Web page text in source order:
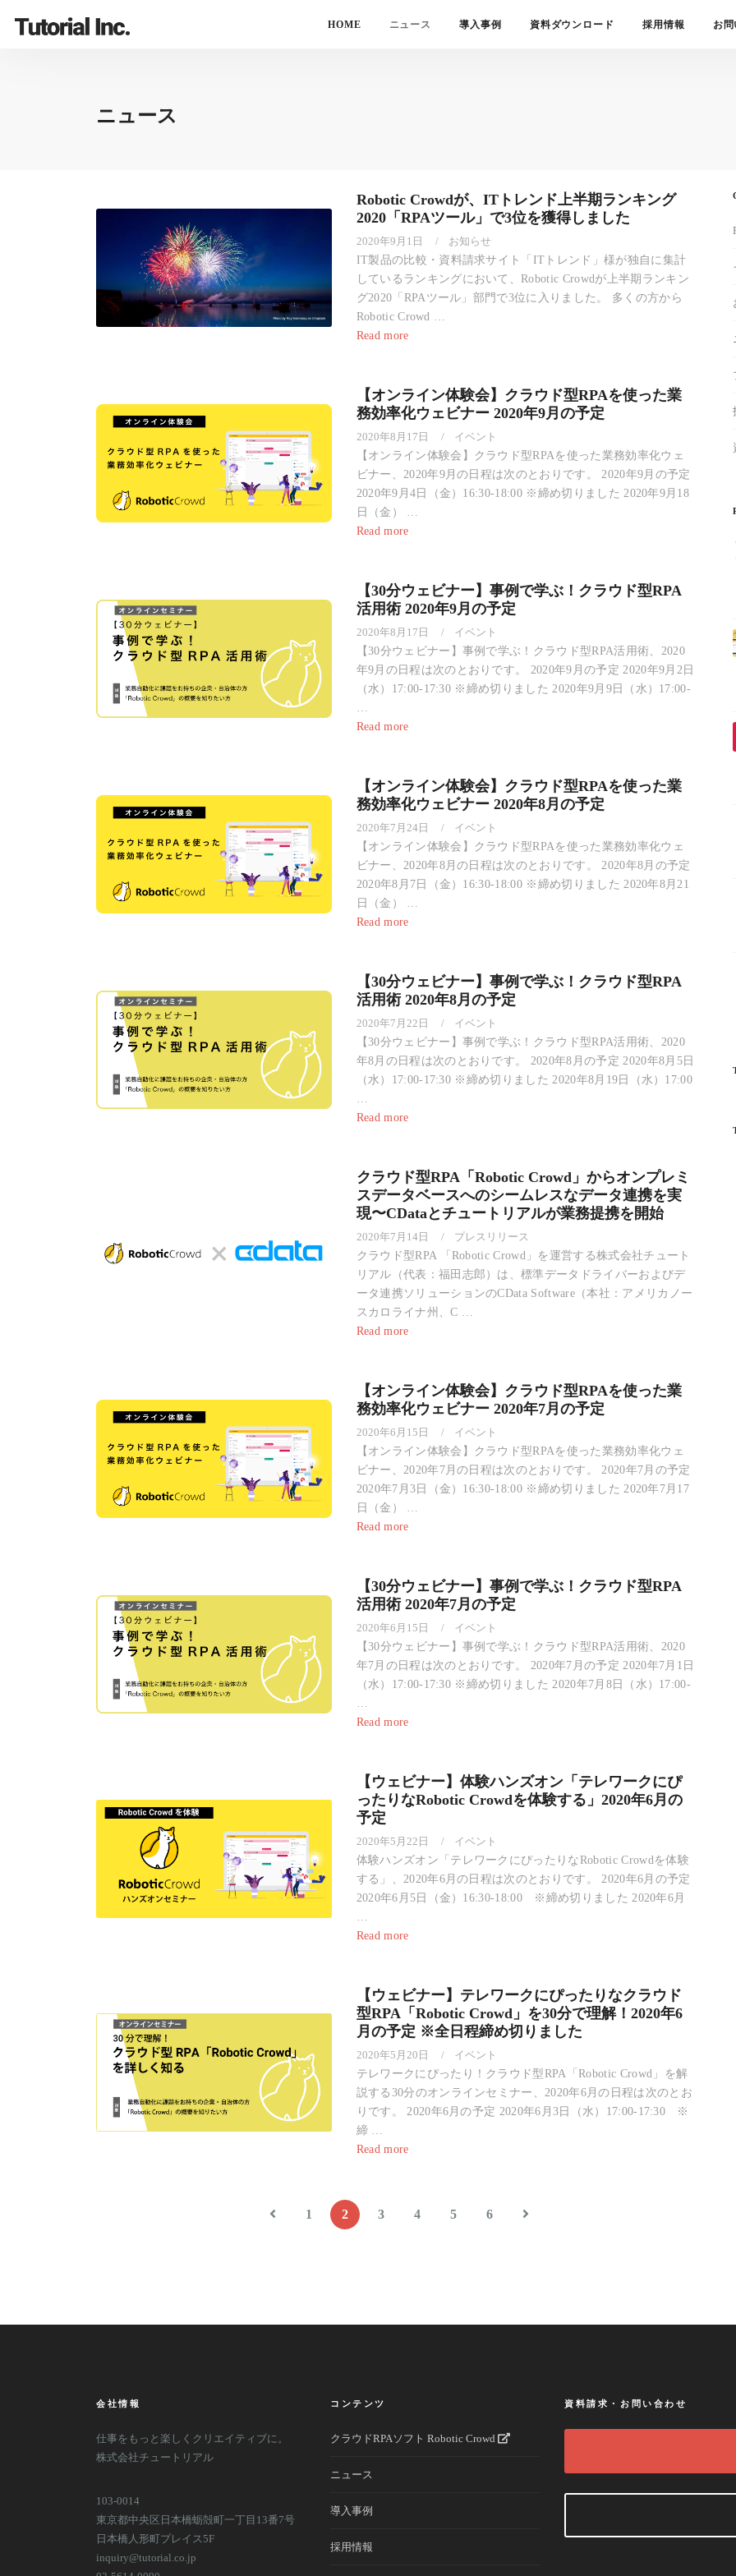
HOME ニュース 導入事例 資料ダウンロード 採用情報 お
ニュース
Robotic Crowdが、ITトレンド上半期ランキング
2020「RPAツール」で3位を獲得しました
2020年9月1日 お知らせ
IT製品の比較・資料請求サイト「ITトレンド」様が独自に集計
しているランキングにおいて、Robotic Crowdが上半期ランキン
グ2020「RPAツール」部門で3位に入りました。 多くの方から
Robotic Crowd …
Read more
【オンライン体験会】クラウド型RPAを使った業
務効率化ウェビナー 2020年9月の予定
2020年8月17日 イベント
【オンライン体験会】クラウド型RPAを使った業務効率化ウェ
ビナー、2020年9月の日程は次のとおりです。 2020年9月の予定
2020年9月4日（金）16:30-18:00 ※締め切りました 2020年9月18
日（金） …
Read more
【30分ウェビナー】事例で学ぶ！クラウド型RPA
活用術 2020年9月の予定
2020年8月17日 イベント
【30分ウェビナー】事例で学ぶ！クラウド型RPA活用術、2020
年9月の日程は次のとおりです。 2020年9月の予定 2020年9月2日
（水）17:00-17:30 ※締め切りました 2020年9月9日（水）17:00-
Read more
【オンライン体験会】クラウド型RPAを使った業
務効率化ウェビナー 2020年8月の予定
2020年7月24日 イベント
【オンライン体験会】クラウド型RPAを使った業務効率化ウェ
ビナー、2020年8月の日程は次のとおりです。 2020年8月の予定
2020年8月7日（金）16:30-18:00 ※締め切りました 2020年8月21
日（金） …
Read more
【30分ウェビナー】事例で学ぶ！クラウド型RPA
活用術 2020年8月の予定
2020年7月22日 イベント
【30分ウェビナー】事例で学ぶ！クラウド型RPA活用術、2020
年8月の日程は次のとおりです。 2020年8月の予定 2020年8月5日
（水）17:00-17:30 ※締め切りました 2020年8月19日（水）17:00
Read more
クラウド型RPA「Robotic Crowd」からオンプレミ
スデータベースへのシームレスなデータ連携を実
現〜CDataとチュートリアルが業務提携を開始
2020年7月14日 プレスリリース
クラウド型RPA 「Robotic Crowd」を運営する株式会社チュート
リアル（代表：福田志郎）は、標準データドライバーおよびデ
ータ連携ソリューションのCData Software（本社：アメリカノー
スカロライナ州、C …
Read more
【オンライン体験会】クラウド型RPAを使った業
務効率化ウェビナー 2020年7月の予定
2020年6月15日 イベント
【オンライン体験会】クラウド型RPAを使った業務効率化ウェ
ビナー、2020年7月の日程は次のとおりです。 2020年7月の予定
2020年7月3日（金）16:30-18:00 ※締め切りました 2020年7月17
日（金） …
Read more
【30分ウェビナー】事例で学ぶ！クラウド型RPA
活用術 2020年7月の予定
2020年6月15日 イベント
【30分ウェビナー】事例で学ぶ！クラウド型RPA活用術、2020
年7月の日程は次のとおりです。 2020年7月の予定 2020年7月1日
（水）17:00-17:30 ※締め切りました 2020年7月8日（水）17:00-
Read more
【ウェビナー】体験ハンズオン「テレワークにぴ
ったりなRobotic Crowdを体験する」2020年6月の
予定
2020年5月22日 イベント
体験ハンズオン「テレワークにぴったりなRobotic Crowdを体験
する」、2020年6月の日程は次のとおりです。 2020年6月の予定
2020年6月5日（金）16:30-18:00 ※締め切りました 2020年6月
Read more
【ウェビナー】テレワークにぴったりなクラウド
型RPA「Robotic Crowd」を30分で理解！2020年6
月の予定 ※全日程締め切りました
2020年5月20日 イベント
テレワークにぴったり！クラウド型RPA「Robotic Crowd」を解
説する30分のオンラインセミナー、2020年6月の日程は次のとお
りです。 2020年6月の予定 2020年6月3日（水）17:00-17:30 ※
締 …
Read more
1 2 3 4 5 6
会社情報
仕事をもっと楽しくクリエイティブに。
株式会社チュートリアル
103-0014
東京都中央区日本橋蛎殻町一丁目13番7号
日本橋人形町プレイス5F
inquiry@tutorial.co.jp
コンテンツ
クラウドRPAソフト Robotic Crowd
ニュース
導入事例
採用情報
資料請求・お問い合わせ